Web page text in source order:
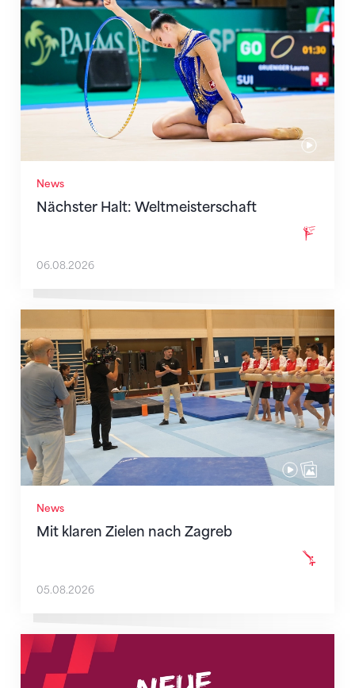
News
Nächster Halt: Weltmeisterschaft
06.08.2026
News
Mit klaren Zielen nach Zagreb
Mit klaren Zielen nach Zagreb
05.08.2026
Neue Empfangszeiten ab 1. August 2026